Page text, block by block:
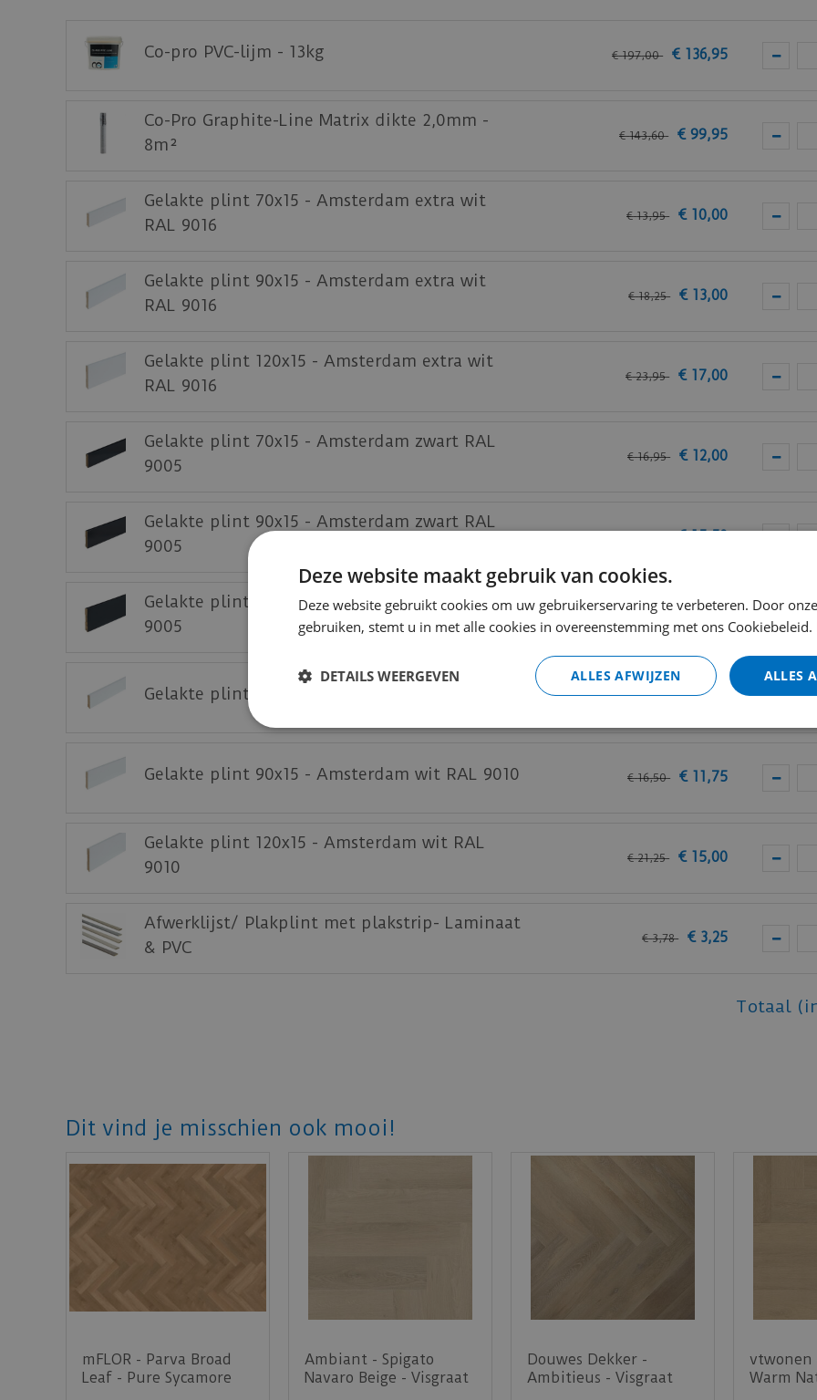
Downloadhier de acclimatiseer instructie.
Staal aanvragen
Co-pro PVC-lijm - 13kg € 197,00 € 136,95
Co-Pro Graphite-Line Matrix dikte 2,0mm -
8m²
€ 143,60 € 99,95
Gelakte plint 70x15 - Amsterdam extra wit
RAL 9016
€ 13,95 € 10,00
Gelakte plint 90x15 - Amsterdam extra wit
RAL 9016
€ 18,25 € 13,00
Gelakte plint 120x15 - Amsterdam extra wit
RAL 9016
€ 23,95 € 17,00
Gelakte plint 70x15 - Amsterdam zwart RAL
9005
€ 16,95 € 12,00
Gelakte plint 90x15 - Amsterdam zwart RAL
9005
€ 15,50
Gelakte plint 120x15 - Amsterdam zwart RAL
9005
,50 € 19,50
Gelakte plint 70x15 - Amsterdam wit RAL 9010 € 13,25 € 9,
Gelakte plint 90x15 - Amsterdam wit RAL 9010 € 16,50 € 11,75
Gelakte plint 120x15 - Amsterdam wit RAL
9010
€ 21,25 € 15,00
Afwerklijst/ Plakplint met plakstrip- Laminaat
& PVC
€ 3,78 € 3,25
Totaal
Dit vind je misschien ook mooi!
mFLOR - Parva Broad
Leaf - Pure Sycamore
Ambiant - Spigato
Navaro Beige - Visgraat
Douwes Dekker -
Ambitieus - Visgraat
vtwonen
Warm
Deze website maakt gebruik van cookies.
Deze website gebruikt cookies om uw gebruikerservaring te verbeteren. Door
gebruiken, stemt u in met alle cookies in overeenstemming met ons Cookiebeleid.
ALLES
ALLES AFWIJZEN
DETAILS WEERGEVEN